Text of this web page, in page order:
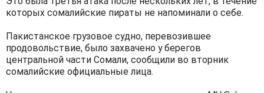
которых сомалийские пираты не напоминали о себе.
Пакистанское грузовое судно, перевозившее
продовольствие, было захвачено у берегов
центральной части Сомали, сообщили во вторник
сомалийские официальные лица.